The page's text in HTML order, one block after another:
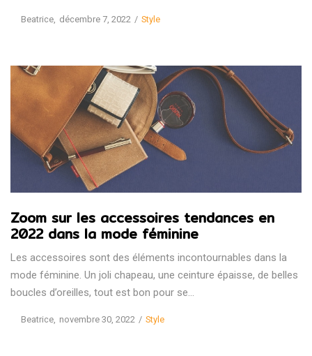
Beatrice Posted
décembre 7, 2022
Posted
Style
Zoom sur les accessoires tendances en
2022 dans la mode féminine
Les accessoires sont des éléments incontournables dans la
mode féminine. Un joli chapeau, une ceinture épaisse, de belles
boucles d’oreilles, tout est bon pour se…
Beatrice Posted
novembre 30, 2022
Posted
Style